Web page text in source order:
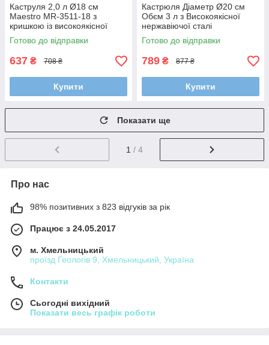
Каструля 2,0 л Ø18 см
Maestro MR-3511-18 з
кришкою із високоякісної
нержавіючої сталі |
Багатошарове
Готово до відправки
637 ₴ 708 ₴
Купити
Кастрюля Діаметр Ø20 см
Обєм 3 л з Високоякісної
нержавіючої сталі
Готово до відправки
789 ₴ 877 ₴
Купити
Показати ще
1 / 4
Про нас
98% позитивних з 823 відгуків за рік
Працює з 24.05.2017
м. Хмельницький
проїзд Геологів 9, Хмельницький, Україна
Контакти
Сьогодні вихідний
Показати весь графік роботи